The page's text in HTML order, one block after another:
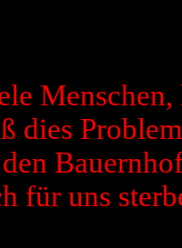
dies
für uns